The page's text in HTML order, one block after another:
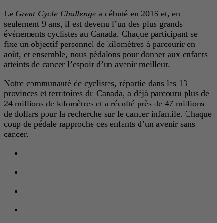
Le Great Cycle Challenge a débuté en 2016 et, en
seulement 9 ans, il est devenu l’un des plus grands
événements cyclistes au Canada. Chaque participant se
fixe un objectif personnel de kilomètres à parcourir en
août, et ensemble, nous pédalons pour donner aux enfants
atteints de cancer l’espoir d’un avenir meilleur.
Notre communauté de cyclistes, répartie dans les 13
provinces et territoires du Canada, a déjà parcouru plus de
24 millions de kilomètres et a récolté près de 47 millions
de dollars pour la recherche sur le cancer infantile. Chaque
coup de pédale rapproche ces enfants d’un avenir sans
cancer.